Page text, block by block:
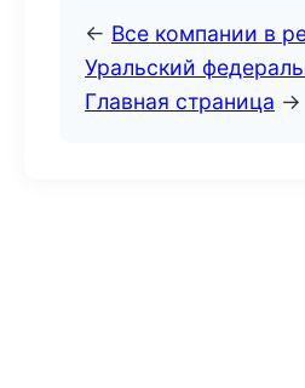
← Все компании в
Уральский
Главная страница →